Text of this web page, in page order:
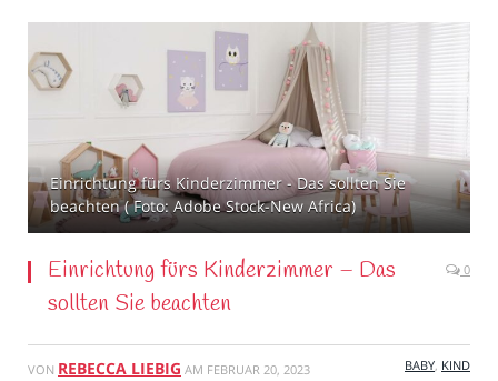
Einrichtung fürs Kinderzimmer - Das sollten Sie
beachten ( Foto: Adobe Stock-New Africa)
Einrichtung fürs Kinderzimmer – Das
sollten Sie beachten
0
VON REBECCA LIEBIG AM FEBRUAR 20, 2023 BABY, KIND